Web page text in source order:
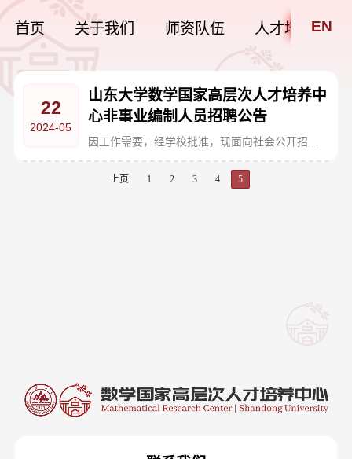
首页 关于我们 师资队伍 人才培养EN
22
2024-05
山东大学数学国家高层次人才培养中
心非事业编制人员招聘公告
上页 1 2 3 4 5